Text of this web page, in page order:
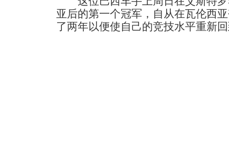
亚后的第一个冠军，自从在瓦伦西
了两年以便使自己的竞技水平重新